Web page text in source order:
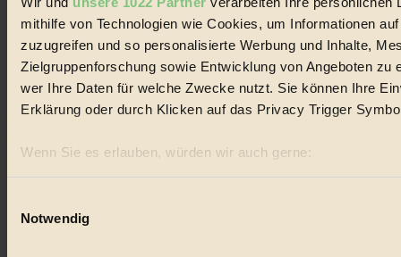
mithilfe von Technologien wie Cookies, um Informationen
zuzugreifen und so personalisierte Werbung und Inhalte,
Zielgruppenforschung sowie Entwicklung von Angeboten zu
wer Ihre Daten für welche Zwecke nutzt. Sie können Ihre
Erklärung oder durch Klicken auf das Privacy Trigger
Wenn Sie es erlauben, würden wir auch gerne:
Informationen über Ihre geografische Lage erfassen,
Ihr Gerät durch aktives Scannen nach bestimmten
Notwendig
22.601 Fans auf Facebook
3.415 Follower auf Twitter
Folge uns auf Instagram
Themen